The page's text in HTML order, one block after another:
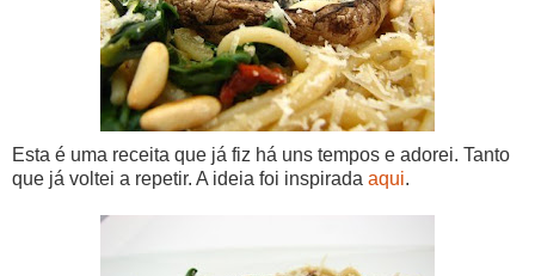
Esta é uma receita que já fiz há uns tempos e adorei. Tanto
que já voltei a repetir. A ideia foi inspirada aqui.